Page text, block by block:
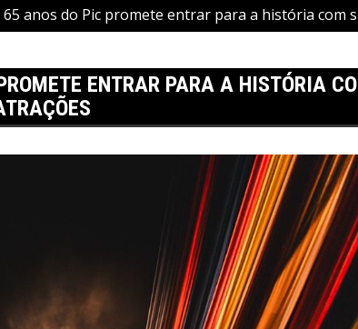
anos do Pic promete entrar para a história com
ENTRAR PARA A HISTÓRIA